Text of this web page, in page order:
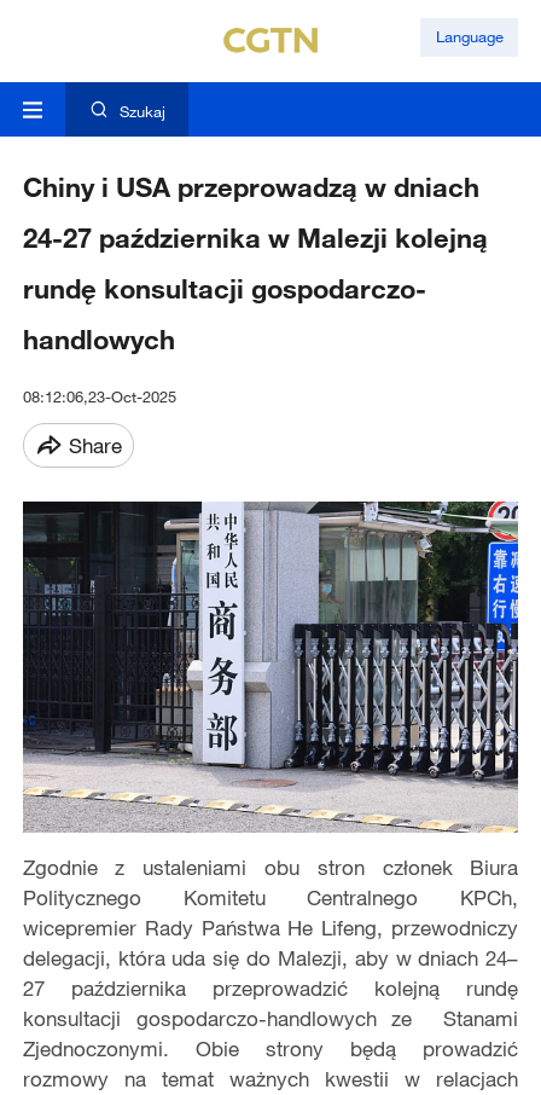
Language
Szukaj
Chiny i USA przeprowadzą w dniach
24-27 października w Malezji kolejną
rundę konsultacji gospodarczo-
handlowych
08:12:06,23-Oct-2025
Share
Zgodnie z ustaleniami obu stron członek Biura
Politycznego Komitetu Centralnego KPCh,
wicepremier Rady Państwa He Lifeng, przewodniczy
delegacji, która uda się do Malezji, aby w dniach 24–
27 października przeprowadzić kolejną rundę
konsultacji gospodarczo-handlowych ze Stanami
Zjednoczonymi. Obie strony będą prowadzić
rozmowy na temat ważnych kwestii w relacjach